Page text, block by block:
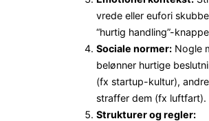
vrede eller eufori
“hurtig handling”-
Sociale normer: Nogle
belønner hurtige
(fx startup-kultur), andre
straffer dem (fx luftfart).
Strukturer og regler: